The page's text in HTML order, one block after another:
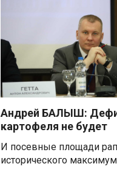
Андрей БАЛЫШ:
картофеля не будет
И посевные площади
исторического